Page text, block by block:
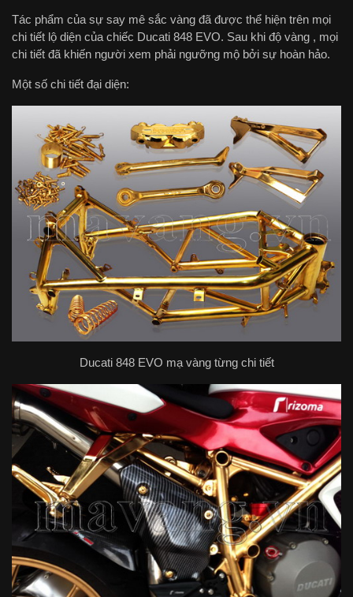
Tác phẩm của sự say mê sắc vàng đã được thể hiện trên mọi
chi tiết lộ diện của chiếc Ducati 848 EVO. Sau khi độ vàng , mọi
chi tiết đã khiến người xem phải ngưỡng mộ bởi sự hoàn hảo.
Một số chi tiết đại diện:
Ducati 848 EVO mạ vàng từng chi tiết